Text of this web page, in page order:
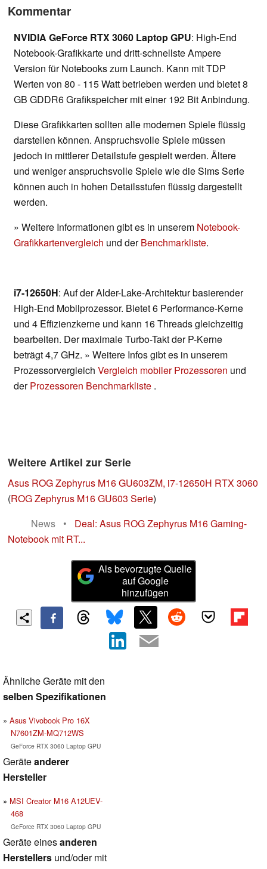
Kommentar
NVIDIA GeForce RTX 3060 Laptop GPU: High-End
Notebook-Grafikkarte und dritt-schnellste Ampere
Version für Notebooks zum Launch. Kann mit TDP
Werten von 80 - 115 Watt betrieben werden und bietet 8
GB GDDR6 Grafikspeicher mit einer 192 Bit Anbindung.
Diese Grafikkarten sollten alle modernen Spiele flüssig
darstellen können. Anspruchsvolle Spiele müssen
jedoch in mittlerer Detailstufe gespielt werden. Ältere
und weniger anspruchsvolle Spiele wie die Sims Serie
können auch in hohen Detailsstufen flüssig dargestellt
werden.
» Weitere Informationen gibt es in unserem Notebook-
Grafikkartenvergleich und derBenchmarkliste.
i7-12650H: Auf der Alder-Lake-Architektur basierender
High-End Mobilprozessor. Bietet 6 Performance-Kerne
und 4 Effizienzkerne und kann 16 Threads gleichzeitig
bearbeiten. Der maximale Turbo-Takt der P-Kerne
beträgt 4,7 GHz. » Weitere Infos gibt es in unserem
Prozessorvergleich Vergleich mobiler Prozessoren und
derProzessoren Benchmarkliste .
Weitere Artikel zur Serie
Asus ROG Zephyrus M16 GU603ZM, i7-12650H RTX 3060
(ROG Zephyrus M16 GU603 Serie)
News
•
Deal: Asus ROG Zephyrus M16 Gaming-
Notebook mit RT...
Als bevorzugte Quelle
auf Google
hinzufügen
Ähnliche Geräte mit den
selben Spezifikationen
Asus Vivobook Pro 16X
N7601ZM-MQ712WS
GeForce RTX 3060 Laptop GPU
Geräteanderer
Hersteller
MSI Creator M16 A12UEV-
468
GeForce RTX 3060 Laptop GPU
Geräte einesanderen
Herstellers und/oder mit